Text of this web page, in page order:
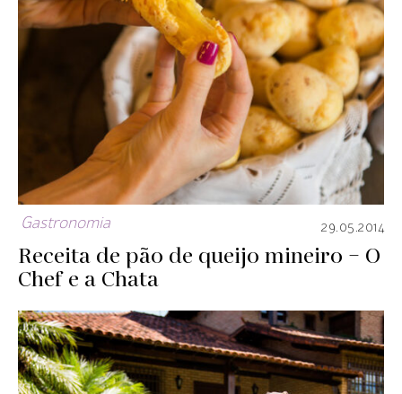
Gastronomia 29.05.2014
Receita de pão de queijo mineiro – O
Chef e a Chata